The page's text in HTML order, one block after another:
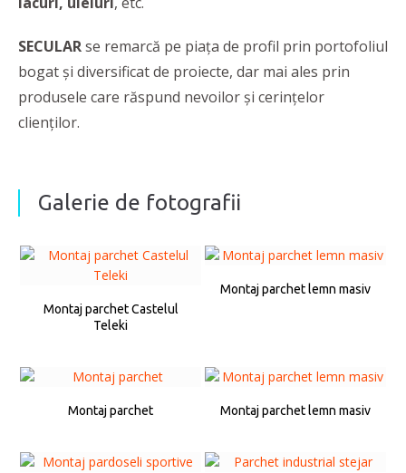
SECULARse remarcă pe piața de profil prin portofoliul
bogat și diversificat de proiecte, dar mai ales prin
produsele care răspund nevoilor și cerințelor
clienților.
Galerie de fotografii
Montaj parchet Castelul
Teleki
Montaj parchet lemn masiv
Montaj parchet Montaj parchet lemn masiv